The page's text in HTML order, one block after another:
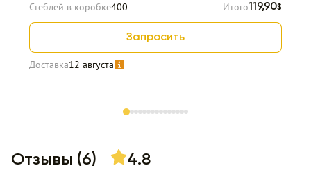
Стеблей в коробке400 Итого119,90$
Запросить
Доставка12 августа
Отзывы (6) 4.8